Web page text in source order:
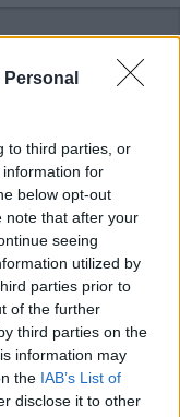
to third parties, or
for
below opt-out
note that after your
seeing
utilized by
parties prior to
of the further
third parties on the
information may
the IAB’s List of
disclose it to other